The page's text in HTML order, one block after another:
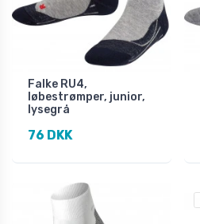
Falke RU4,
løbestrømper, junior,
lysegrå
76 DKK